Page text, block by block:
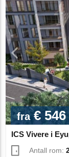
fra€ 546
ICS Vivere i
Antall rom: